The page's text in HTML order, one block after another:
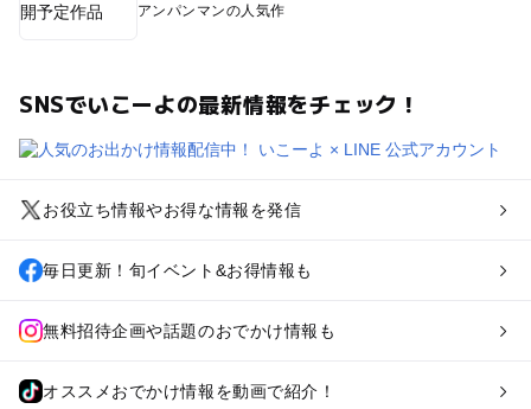
アンパンマンの人気作
SNSでいこーよの最新情報をチェック！
お役立ち情報やお得な情報を発信
毎日更新！旬イベント&お得情報も
無料招待企画や話題のおでかけ情報も
オススメおでかけ情報を動画で紹介！